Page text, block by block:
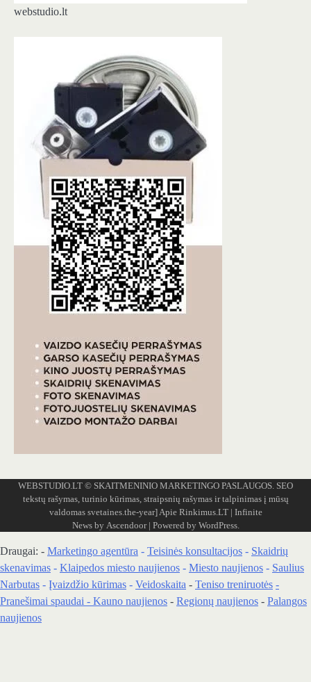
webstudio.lt
WEBSTUDIO.LT © SKAITMENINIO MARKETINGO PASLAUGOS. SEO
tekstų rašymas, turinio kūrimas, straipsnių rašymas ir talpinimas į mūsų
valdomas svetaines.the-year]Apie Rinkimus.LT| Infinite
News by Ascendoor| Powered by WordPress.
Draugai: - Marketingo agentūra - Teisinės konsultacijos - Skaidrių
skenavimas - Klaipedos miesto naujienos - Miesto naujienos - Saulius
Narbutas - Įvaizdžio kūrimas - Veidoskaita - Teniso treniruotės -
Pranešimai spaudai - Kauno naujienos - Regionų naujienos - Palangos
naujienos